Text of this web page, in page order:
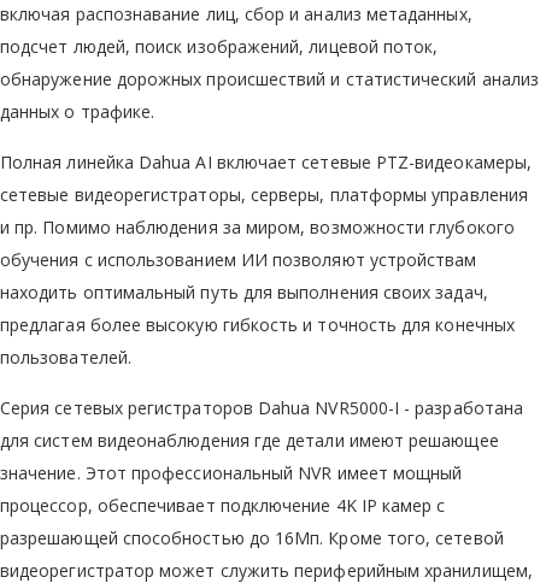
включая распознавание лиц, сбор и анализ метаданных,
подсчет людей, поиск изображений, лицевой поток,
обнаружение дорожных происшествий и статистический анализ
данных о трафике.
Полная линейка Dahua AI включает сетевые PTZ-видеокамеры,
сетевые видеорегистраторы, серверы, платформы управления
и пр. Помимо наблюдения за миром, возможности глубокого
обучения с использованием ИИ позволяют устройствам
находить оптимальный путь для выполнения своих задач,
предлагая более высокую гибкость и точность для конечных
пользователей.
Cерия сетевых регистраторов Dahua NVR5000-I - разработана
для систем видеонаблюдения где детали имеют решающее
значение. Этот профессиональный NVR имеет мощный
процессор, обеспечивает подключение 4K IP камер с
разрешающей способностью до 16Мп. Кроме того, сетевой
видеорегистратор может служить периферийным хранилищем,